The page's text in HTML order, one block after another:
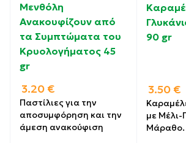
Μενθόλη
Ανακουφίζουν από
τα Συμπτώματα του
Κρυολογήματος 45
gr
3.20 €
Παστίλιες για την
αποσυμφόρηση και την
άμεση ανακούφιση
90 gr
3.50 €
με Μέλι-
Μάραθο.